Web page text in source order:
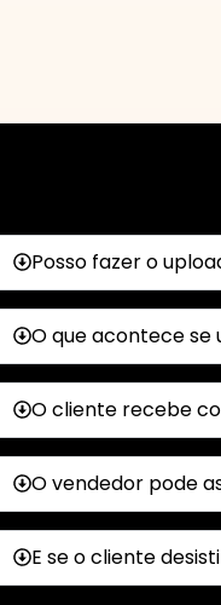
Posso fazer o
O que acontece se
O cliente recebe
O vendedor pode
E se o cliente